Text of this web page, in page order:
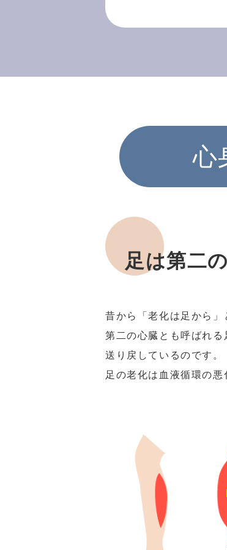
心
足は第二
昔から「老化は足から」
第二の心臓とも呼ばれ
送り戻しているのです。
足の老化は血液循環の